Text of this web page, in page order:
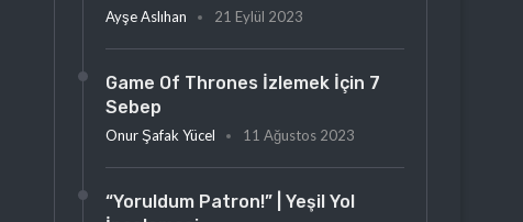
Ayşe Aslıhan 21 Eylül 2023
Game Of Thrones İzlemek İçin 7
Sebep
Onur Şafak Yücel 11 Ağustos 2023
“Yoruldum Patron!” | Yeşil Yol